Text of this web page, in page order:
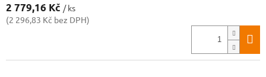
2 779,16 Kč / ks
(2 296,83 Kč bez DPH)